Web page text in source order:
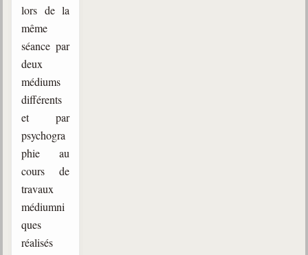
lors de la
même
séance par
deux
médiums
différents
et par
psychogra
phie au
cours de
travaux
médiumni
ques
réalisés